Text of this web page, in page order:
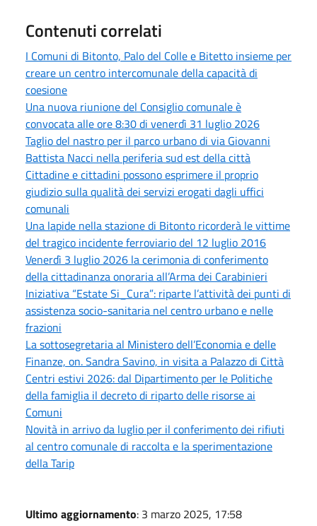
Contenuti correlati
I Comuni di Bitonto, Palo del Colle e Bitetto insieme per
creare un centro intercomunale della capacità di
coesione
Una nuova riunione del Consiglio comunale è
convocata alle ore 8:30 di venerdì 31 luglio 2026
Taglio del nastro per il parco urbano di via Giovanni
Battista Nacci nella periferia sud est della città
Cittadine e cittadini possono esprimere il proprio
giudizio sulla qualità dei servizi erogati dagli uffici
comunali
Una lapide nella stazione di Bitonto ricorderà le vittime
del tragico incidente ferroviario del 12 luglio 2016
Venerdì 3 luglio 2026 la cerimonia di conferimento
della cittadinanza onoraria all’Arma dei Carabinieri
Iniziativa “Estate Si_Cura”: riparte l’attività dei punti di
assistenza socio-sanitaria nel centro urbano e nelle
frazioni
La sottosegretaria al Ministero dell’Economia e delle
Finanze, on. Sandra Savino, in visita a Palazzo di Città
Centri estivi 2026: dal Dipartimento per le Politiche
della famiglia il decreto di riparto delle risorse ai
Comuni
Novità in arrivo da luglio per il conferimento dei rifiuti
al centro comunale di raccolta e la sperimentazione
della Tarip
Ultimo aggiornamento: 3 marzo 2025, 17:58